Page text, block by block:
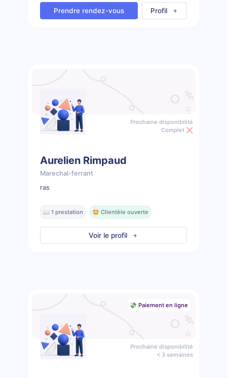
Prendre rendez-vous Profil
Prochaine disponibilité
Complet ❌
Aurelien Rimpaud
Marechal-ferrant
ras
📖 1 prestation 🤩 Clientèle ouverte
Voir le profil
💸 Paiement en ligne
Prochaine disponibilité
< 3 semaines